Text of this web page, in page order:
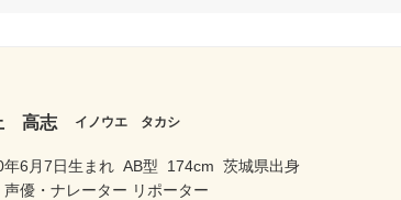
高志 イノウエ タカシ
年6月7日生まれ AB型 174cm 茨城県出身
声優・ナレーター リポーター